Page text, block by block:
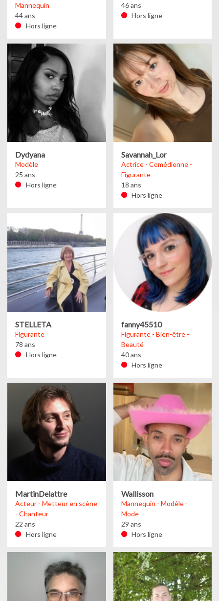
Mannequin
44 ans
Hors ligne
46 ans
Hors ligne
Dydyana
Modèle
25 ans
Hors ligne
Savannah_Lor
Actrice - Comédienne -
Figurante
18 ans
Hors ligne
STELLETA
Figurante
78 ans
Hors ligne
fanny45510
Figurante - Bien-être -
Beauté
40 ans
Hors ligne
MartinDelattre
Acteur - Metteur en scène
- Chanteur
22 ans
Hors ligne
Wallisson
Mannequin - Modèle -
Mode
29 ans
Hors ligne